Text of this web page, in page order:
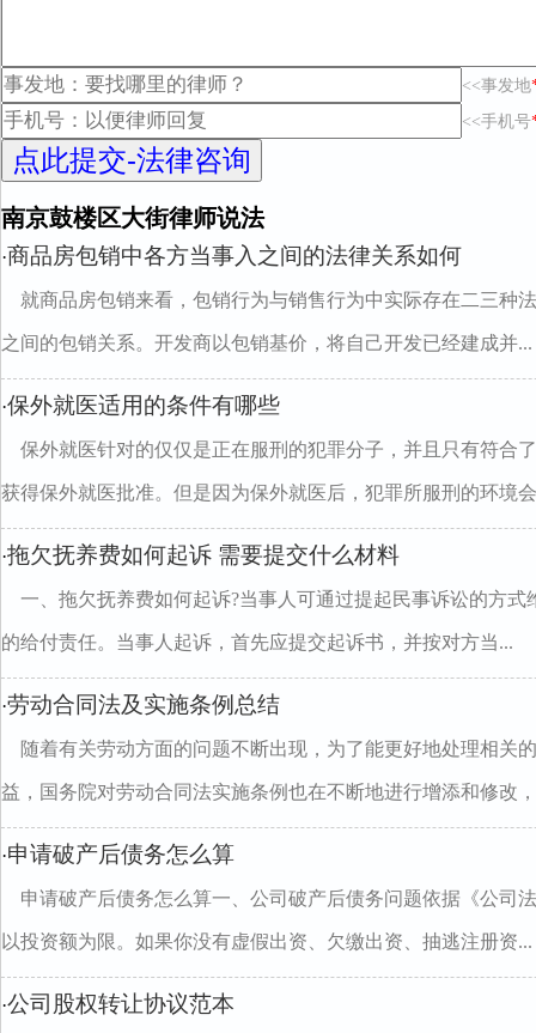
<<事发地
<<手机号
南京鼓楼区大街律师说法
·商品房包销中各方当事入之间的法律关系如何
就商品房包销来看，包销行为与销售行为中实际存在二三
之间的包销关系。开发商以包销基价，将自己开发已经建成并...
·保外就医适用的条件有哪些
保外就医针对的仅仅是正在服刑的犯罪分子，并且只有符合
获得保外就医批准。但是因为保外就医后，犯罪所服刑的环境
·拖欠抚养费如何起诉 需要提交什么材料
一、拖欠抚养费如何起诉?当事人可通过提起民事诉讼的方
的给付责任。当事人起诉，首先应提交起诉书，并按对方当...
·劳动合同法及实施条例总结
随着有关劳动方面的问题不断出现，为了能更好地处理相关
益，国务院对劳动合同法实施条例也在不断地进行增添和修改
·申请破产后债务怎么算
申请破产后债务怎么算一、公司破产后债务问题依据《公司
以投资额为限。如果你没有虚假出资、欠缴出资、抽逃注册资...
·公司股权转让协议范本